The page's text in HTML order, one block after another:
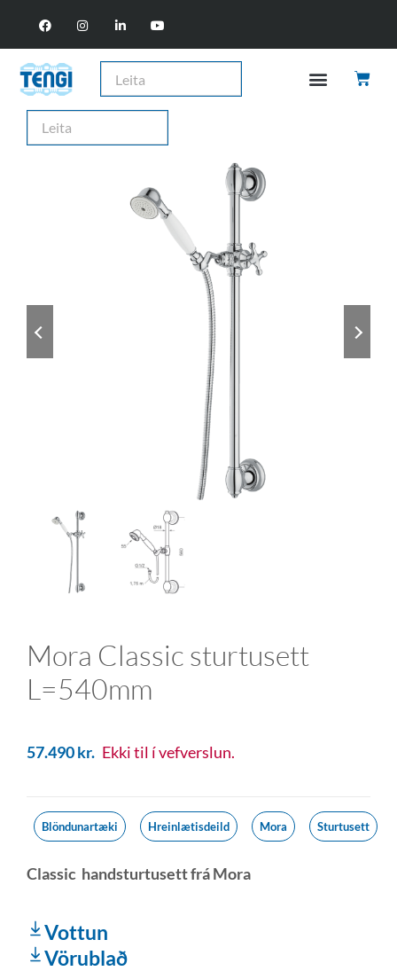
Mora Classic sturtusett
L=540mm
57.490kr. Ekki til í vefverslun.
Blöndunartæki Hreinlætisdeild Mora Sturtusett
Classic handsturtusett frá Mora
Vottun
Vörublað